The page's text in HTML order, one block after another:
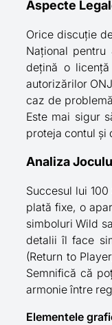
Aspecte
Orice discuție
Național
dețină o
autorizărilor
caz de
Este mai sigur
proteja contul și
Analiza
Succesul lui
plată fixe, o
simboluri Wild
detalii îl face
(Return to
Semnifică că
armonie între
Elementele